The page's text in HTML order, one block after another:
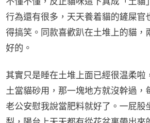
行為還有很多，天天養着貓的鏟屎官
得搞笑。同款喜歡趴在土堆上的貓，
好的。
其實只是睡在土堆上面已經很温柔啦
土當貓砂用，那一塊地方就沒幹過，
老公安慰我說當肥料就好了。一屁股